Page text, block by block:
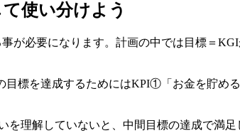
使い分けよう
が必要になります。計画の中では目標＝
目標を達成するためにはKPI①「お金を貯
理解していないと、中間目標の達成で満